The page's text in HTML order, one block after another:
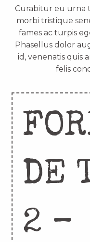
Curabitur eu urna
morbi tristique
fames ac turpis
Phasellus dolor
id, venenatis quis
felis
DE
2 –